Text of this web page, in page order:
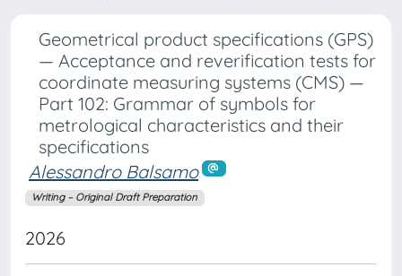
Geometrical product specifications (GPS)
— Acceptance and reverification tests for
coordinate measuring systems (CMS) —
Part 102: Grammar of symbols for
metrological characteristics and their
specifications
Alessandro Balsamo
Writing – Original Draft Preparation
2026